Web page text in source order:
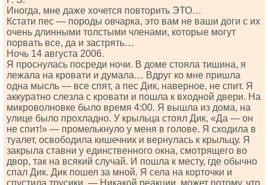
Иногда, мне даже хочется повторить ЭТО…
Кстати пес — породы овчарка, это вам не ваши доги с их
очень длинными толстыми членами, которые могут
порвать все, да и застрять…
Ночь 14 августа 2006.
Я проснулась посреди ночи. В доме стояла тишина, я
лежала на кровати и думала… Вдруг ко мне пришла
одна мысль — все спят, а пес Дик, наверное, не спит. Я
аккуратно слезла с кровати и пошла к входной двери. На
микроволновке было время 4:00. Я вышла из дома, на
улице было прохладно. У крыльца стоял Дик, «Да — он
не спит!» — промелькнуло у меня в голове. Я сходила в
туалет, освободила кишечник и вернулась к крыльцу. Я
закрыла ставни у единственного окна, смотрящего во
двор, так на всякий случай. И пошла к месту, где обычно
спал Дик. Дик пошел за мной. Я села на корточки и
спустила трусики. — Никакой реакции, может потому, что